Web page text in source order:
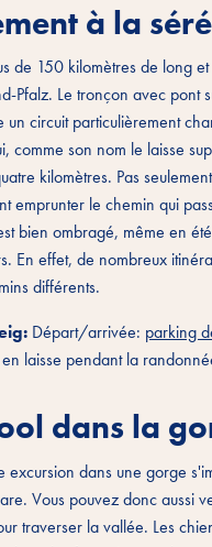
à la
de 150 kilomètres de long
Pfalz. Le tronçon avec pont
un circuit particulièrement
comme son nom le laisse
kilomètres. Pas
emprunter le chemin qui
bien ombragé, même en
En effet, de nombreux
différents.
Départ/arrivée: parking
laisse pendant la
dans la
excursion dans une gorge
Vous pouvez donc aussi
traverser la vallée. Les